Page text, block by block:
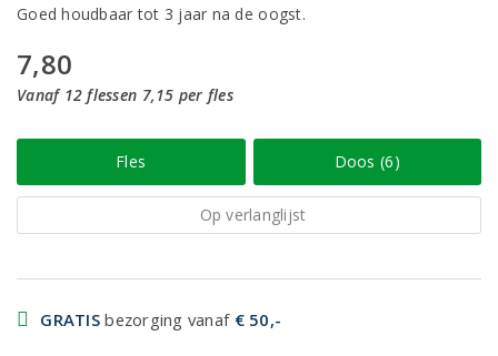
Goed houdbaar tot 3 jaar na de oogst.
7,80
Vanaf 12 flessen 7,15 per fles
Fles Doos (6)
Op verlanglijst
GRATIS bezorging vanaf € 50,-